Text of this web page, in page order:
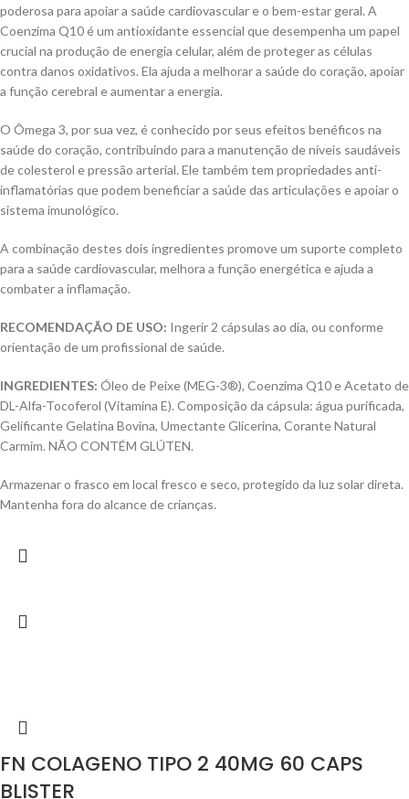
poderosa para apoiar a saúde cardiovascular e o bem-estar geral. A
Coenzima Q10 é um antioxidante essencial que desempenha um papel
crucial na produção de energia celular, além de proteger as células
contra danos oxidativos. Ela ajuda a melhorar a saúde do coração, apoiar
a função cerebral e aumentar a energia.
O Ômega 3, por sua vez, é conhecido por seus efeitos benéficos na
saúde do coração, contribuindo para a manutenção de níveis saudáveis
de colesterol e pressão arterial. Ele também tem propriedades anti-
inflamatórias que podem beneficiar a saúde das articulações e apoiar o
sistema imunológico.
A combinação destes dois ingredientes promove um suporte completo
para a saúde cardiovascular, melhora a função energética e ajuda a
combater a inflamação.
RECOMENDAÇÃO DE USO: Ingerir 2 cápsulas ao dia, ou conforme
orientação de um profissional de saúde.
INGREDIENTES: Óleo de Peixe (MEG-3®), Coenzima Q10 e Acetato de
DL-Alfa-Tocoferol (Vitamina E). Composição da cápsula: água purificada,
Gelificante Gelatina Bovina, Umectante Glicerina, Corante Natural
Carmim. NÃO CONTÉM GLÚTEN.
Armazenar o frasco em local fresco e seco, protegido da luz solar direta.
Mantenha fora do alcance de crianças.
FN COLAGENO TIPO 2 40MG 60 CAPS
BLISTER